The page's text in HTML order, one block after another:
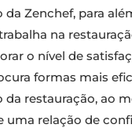
da Zenchef, para
na
o nível de
formas mais
da restauração, ao
uma relação de